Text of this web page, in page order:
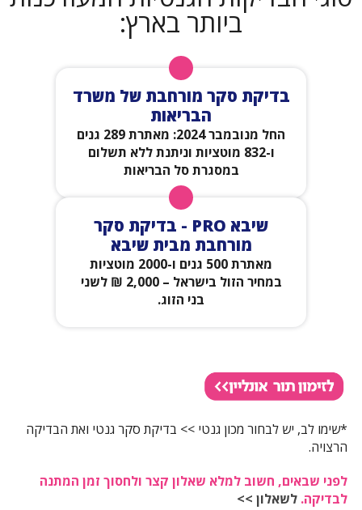
ביותר בארץ:
בדיקת סקר מורחבת של משרד
הבריאות
החל מנובמבר 2024: מאתרת 289 גנים
ו-832 מוטציות וניתנת ללא תשלום
במסגרת סל הבריאות
ו-832 מוטציות וניתנת ללא תשלום
במסגרת סל הבריאות
שיבא PRO - בדיקת סקר
מורחבת מבית שיבא
מאתרת 500 גנים ו-2000 מוטציות
במחיר הזול בישראל – 2,000 ₪ לשני
בני הזוג.
מאתרת 500 גנים ו-2000 מוטציות
במחיר הזול בישראל – 2,000 ₪ לשני
בני הזוג.
*שימו לב, יש לבחור מכון גנטי >> בדיקת סקר גנטי ואת הבדיקה
הרצויה.
לפני שבאים, חשוב למלא שאלון קצר ולחסוך זמן המתנה
לבדיקה. לשאלון >>